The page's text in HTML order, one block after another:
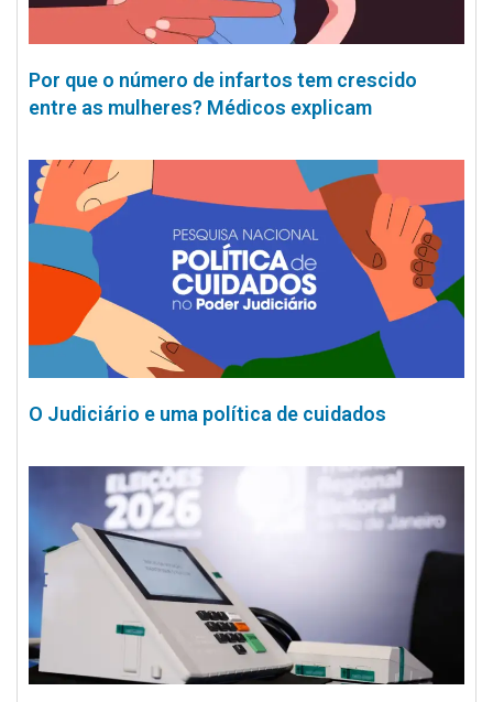
Por que o número de infartos tem crescido
entre as mulheres? Médicos explicam
O Judiciário e uma política de cuidados